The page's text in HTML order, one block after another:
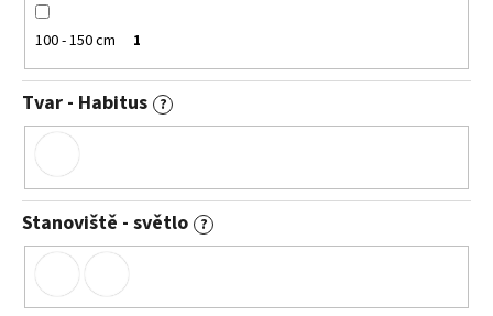
100 - 150 cm 1
Tvar - Habitus ?
Stanoviště - světlo ?